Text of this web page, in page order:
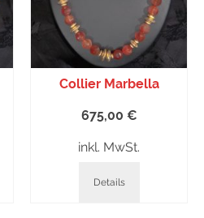
Collier Marbella
675,00 €
inkl. MwSt.
Details